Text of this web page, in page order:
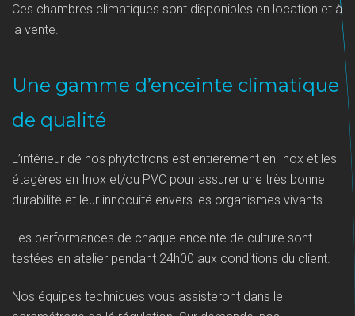
Ces chambres climatiques sont disponibles en location et à
la vente.
Une gamme d’enceinte climatique
de qualité
L’intérieur de nos phytotrons est entièrement en Inox et les
étagères en Inox et/ou PVC pour assurer une très bonne
durabilité et leur innocuité envers les organismes vivants.
Les performances de chaque enceinte de culture sont
testées en atelier pendant 24h00 aux conditions du client.
Nos équipes techniques vous assisteront dans le